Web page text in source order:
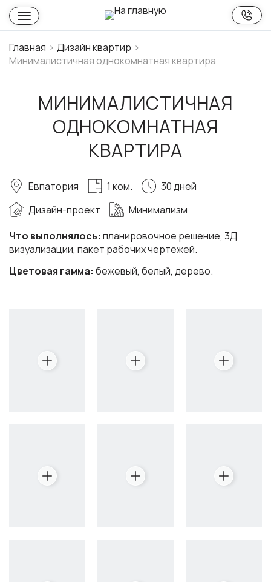
Главная
Дизайн квартир
Минималистичная однокомнатная квартира
МИНИМАЛИСТИЧНАЯ
ОДНОКОМНАТНАЯ
КВАРТИРА
Что выполнялось: планировочное решение, 3Д
визуализации, пакет рабочих чертежей.
Цветовая гамма: бежевый, белый, дерево.
Евпатория 1 ком.
30 дней
Дизайн-проект
Минимализм